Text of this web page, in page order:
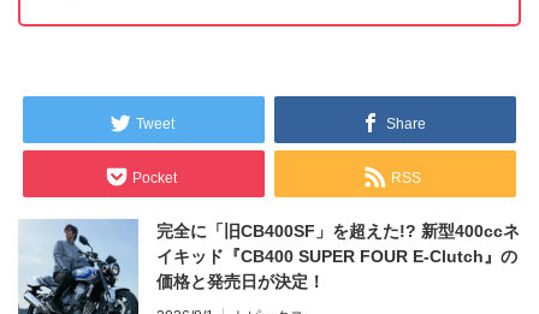
Tweet Share
Pocket RSS
完全に「旧CB400SF」を超えた!? 新型400ccネ
イキッド『CB400 SUPER FOUR E-Clutch』の
価格と発売日が決定！